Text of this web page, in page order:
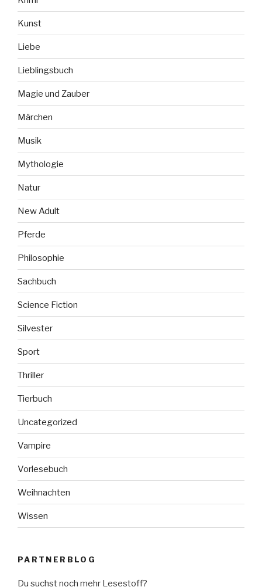
Kunst
Liebe
Lieblingsbuch
Magie und Zauber
Märchen
Musik
Mythologie
Natur
New Adult
Pferde
Philosophie
Sachbuch
Science Fiction
Silvester
Sport
Thriller
Tierbuch
Uncategorized
Vampire
Vorlesebuch
Weihnachten
Wissen
PARTNERBLOG
Du suchst noch mehr Lesestoff?